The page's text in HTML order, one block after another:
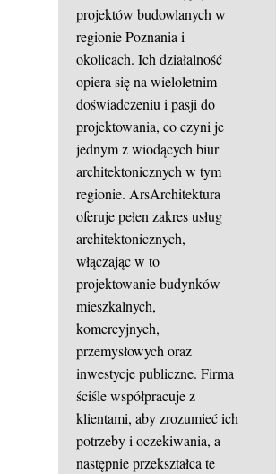
projektów budowlanych w
regionie Poznania i
okolicach. Ich działalność
opiera się na wieloletnim
doświadczeniu i pasji do
projektowania, co czyni je
jednym z wiodących biur
architektonicznych w tym
regionie. ArsArchitektura
oferuje pełen zakres usług
architektonicznych,
włączając w to
projektowanie budynków
mieszkalnych,
komercyjnych,
przemysłowych oraz
inwestycje publiczne. Firma
ściśle współpracuje z
klientami, aby zrozumieć ich
potrzeby i oczekiwania, a
następnie przekształca te